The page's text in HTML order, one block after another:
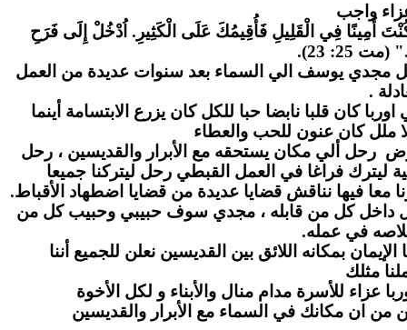
واجب
أَمِينًا فِي الْقَلِيلِ فَأُقِيمُكَ عَلَى الْكَثِيرِ. اُدْخُلْ إِلَى فَرَحِ
25: 23).
مجدي يوسف الي السماء بعد سنوات عديدة من العمل
.
كان قلبا نابضا حبا للكل كان يزرع الابتسامة أينما
ملل كان عنون للحب والعطاء
رحل ألي مكان يستحقه مع الأبرار والقديسين ، رحل
ليترك فراغا في العمل القبطي رحل ليتركنا جميعا
فيها نناقش قضايا عديدة من قضايا اضطهاد الأقباط.
داخل كل من قابله ، مجدي سوف حبيبي وحبيب كل من
في عمله.
بمكانه اللائق بين القديسين نعلن للجميع أننا
مثلك
عزاء للأسرة مدام منال والأبناء و لكل الأخوة
من ان مكانك في السماء مع الأبرار والقديسين